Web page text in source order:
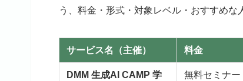
う、料金・形式・対象レベル・おすすめな
サービス名（主催） 料金
DMM 生成AI CAMP 学
無料セミナー